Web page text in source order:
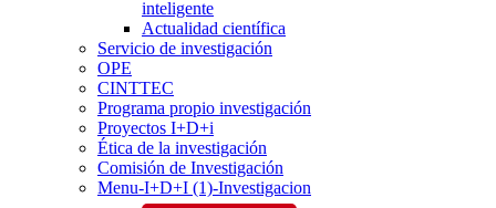
inteligente
Actualidad científica
Servicio de investigación
OPE
CINTTEC
Programa propio investigación
Proyectos I+D+i
Ética de la investigación
Comisión de Investigación
Menu-I+D+I (1)-Investigacion